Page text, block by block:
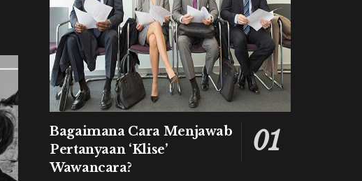
Bagaimana Cara Menjawab
Pertanyaan ‘Klise’
Wawancara?